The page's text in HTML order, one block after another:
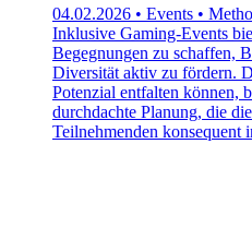
04.02.2026 • Events •
Inklusive Gaming-Events
Begegnungen zu schaffen,
Diversität aktiv zu fördern.
Potenzial entfalten können,
durchdachte Planung, die
Teilnehmenden konsequent